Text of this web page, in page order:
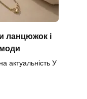
ланцюжок і
актуальність У